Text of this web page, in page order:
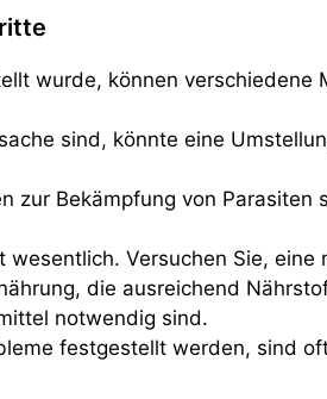
wurde, können verschiedene
sind, könnte eine
zur Bekämpfung von
wesentlich. Versuchen Sie,
die ausreichend
notwendig sind.
festgestellt werden, sind